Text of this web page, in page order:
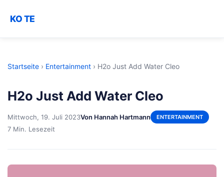
KO TE
Startseite › Entertainment › H2o Just Add Water Cleo
H2o Just Add Water Cleo
Mittwoch, 19. Juli 2023Von Hannah Hartmann ENTERTAINMENT
7 Min. Lesezeit